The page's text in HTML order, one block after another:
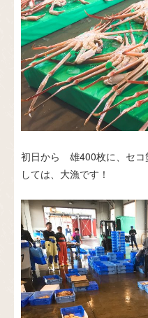
初日から 雄400枚に、セ
しては、大漁です！